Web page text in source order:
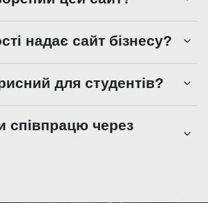
надає сайт бізнесу?
для студентів?
співпрацю через